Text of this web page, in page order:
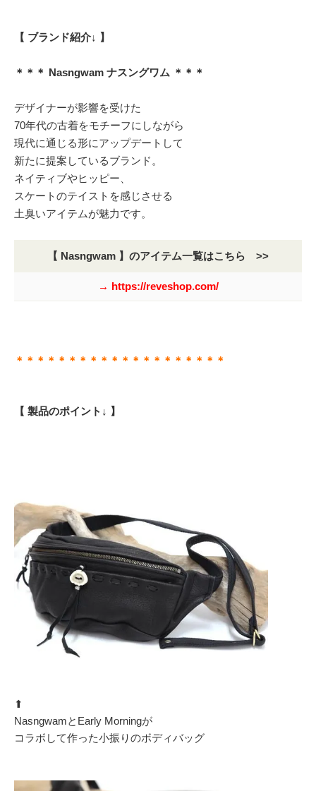
【 ブランド紹介↓ 】
＊＊＊ Nasngwam ナスングワム ＊＊＊
デザイナーが影響を受けた
70年代の古着をモチーフにしながら
現代に通じる形にアップデートして
新たに提案しているブランド。
ネイティブやヒッピー、
スケートのテイストを感じさせる
土臭いアイテムが魅力です。
【 Nasngwam 】のアイテム一覧はこちら >>
→ https://reveshop.com/
＊＊＊＊＊＊＊＊＊＊＊＊＊＊＊＊＊＊＊＊
【 製品のポイント↓ 】
⬆︎
NasngwamとEarly Morningが
コラボして作った小振りのボディバッグ